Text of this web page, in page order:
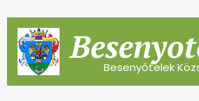
Besenyőtelek